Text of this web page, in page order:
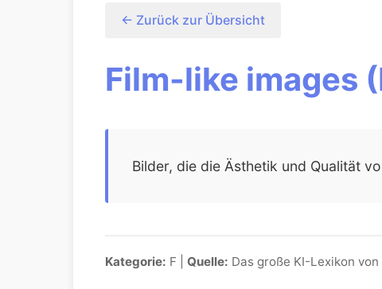
← Zurück zur Übersicht
Film-like images
Bilder, die die Ästhetik und Qualität
Kategorie: F | Quelle: Das große KI-Lexikon